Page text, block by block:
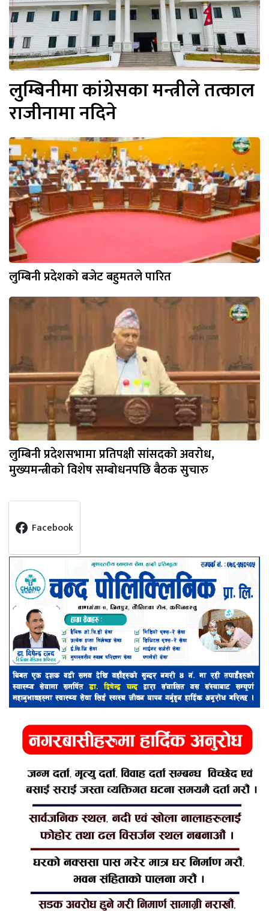
लुम्बिनीमा कांग्रेसका मन्त्रीले तत्काल
राजीनामा नदिने
लुम्बिनी प्रदेशको बजेट बहुमतले पारित
लुम्बिनी प्रदेशसभामा प्रतिपक्षी सांसदको अवरोध,
मुख्यमन्त्रीको विशेष सम्बोधनपछि बैठक सुचारु
Facebook